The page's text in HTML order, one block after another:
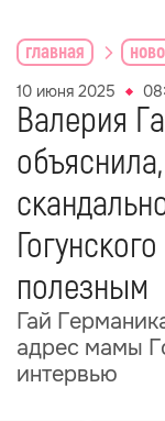
главная
10 июня 2025
Валерия
полезным
Гай
адрес мамы
интервью